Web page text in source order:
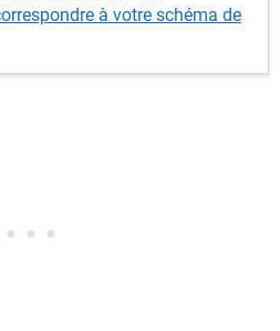
à votre schéma de